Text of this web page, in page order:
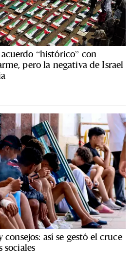
“histórico” con
pero la negativa de Israel
así se gestó el cruce
sociales